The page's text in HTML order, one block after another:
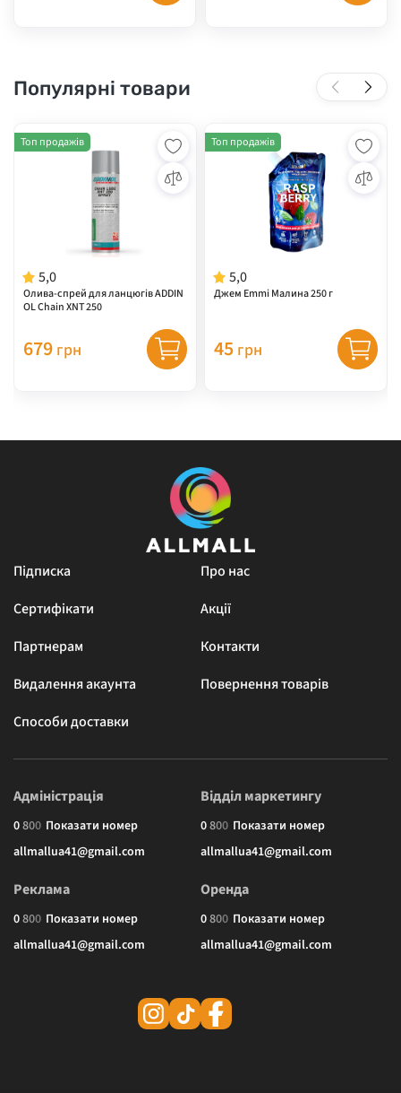
Популярні товари
5,0
Олива-спрей для ланцюгів ADDIN
OL Chain XNT 250
Топ продажів
679 грн
5,0
Джем Emmi Малина 250 г
Топ продажів
45 грн
Підписка
Про нас
Сертифікати
Акції
Партнерам
Контакти
Видалення акаунта
Повернення товарів
Способи доставки
Адміністрація
0800 Показати номер
allmallua41@gmail.com
Відділ маркетингу
0800 Показати номер
allmallua41@gmail.com
Реклама
0800 Показати номер
allmallua41@gmail.com
Оренда
0800 Показати номер
allmallua41@gmail.com